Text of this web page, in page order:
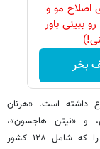
اصلاح مو و
ببینی باور
بخر
داشته است. «هرنان
و «نیتن هاجسون»،
دانشجوی دکترا، داده‌های بانک جهانی (World Bank) را که شامل ۱۲۸ کشور